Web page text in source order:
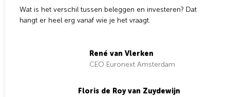
Wat is het verschil tussen beleggen en investeren? Dat
hangt er heel erg vanaf wie je het vraagt.
René van Vlerken
CEO Euronext Amsterdam
Floris de Roy van Zuydewijn